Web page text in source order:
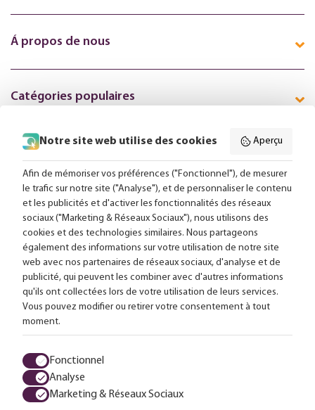
Á propos de nous
Catégories populaires
Suivez-nous en ligne:
Livraison gratuite à partir de 99,-
Conseils sur mesure
Plus de 25 000 lampes en stock
4,63 sur 611 avis
Termes et conditions
Notre site web utilise des cookies Aperçu
Afin de mémoriser vos préférences ("Fonctionnel"), de mesurer
le trafic sur notre site ("Analyse"), et de personnaliser le contenu
et les publicités et d'activer les fonctionnalités des réseaux
sociaux ("Marketing & Réseaux Sociaux"), nous utilisons des
cookies et des technologies similaires. Nous partageons
également des informations sur votre utilisation de notre site
web avec nos partenaires de réseaux sociaux, d'analyse et de
publicité, qui peuvent les combiner avec d'autres informations
qu'ils ont collectées lors de votre utilisation de leurs services.
Vous pouvez modifier ou retirer votre consentement à tout
moment.
Fonctionnel
Analyse
Marketing & Réseaux Sociaux